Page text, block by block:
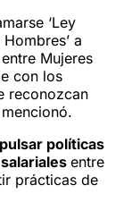
‘Ley
a
Mujeres
con los
reconozcan
políticas
entre
prácticas de